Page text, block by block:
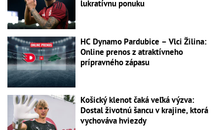
lukratívnu ponuku
HC Dynamo Pardubice – Vlci Žilina:
Online prenos z atraktívneho
prípravného zápasu
Košický klenot čaká veľká výzva:
Dostal životnú šancu v krajine, ktorá
vychováva hviezdy